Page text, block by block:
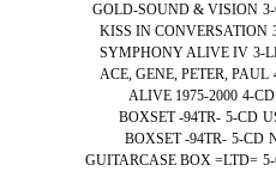
GOLD-SOUND & VISION
KISS IN CONVERSATION
SYMPHONY ALIVE IV 3-
ACE, GENE, PETER, PAUL
ALIVE 1975-2000 4-CD
BOXSET -94TR- 5-CD
BOXSET -94TR- 5-CD
GUITARCASE BOX =LTD=